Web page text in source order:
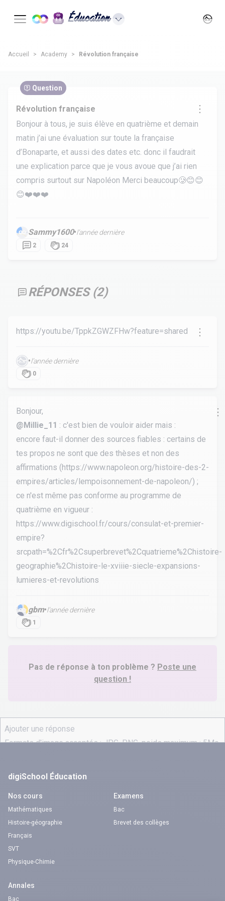
Éducation
Accueil Academy Révolution française
Question
Révolution française
Bonjour à tous, je suis élève en quatrième et demain
matin j’ai une évaluation sur toute la française
d’Bonaparte, et aussi des dates etc. donc il faudrait
une explication parce que je vous avoue que j’ai rien
compris surtout sur Napoléon Merci beaucoup🥲😊😊
😊❤️❤️❤️
Sammy1600•l’année dernière
2 24
RÉPONSES (2)
https://youtu.be/TppkZGWZFHw?feature=shared
•l’année dernière
0
Bonjour,
@Millie_11 : c'est bien de vouloir aider mais :
encore faut-il donner des sources fiables : certains de
tes propos ne sont que des thèses et non des
affirmations (https://www.napoleon.org/histoire-des-2-
empires/articles/lempoisonnement-de-napoleon/) ;
ce n'est même pas conforme au programme de
quatrième en vigueur :
https://www.digischool.fr/cours/consulat-et-premier-
empire?
srcpath=%2Cfr%2Csuperbrevet%2Cquatrieme%2Chistoire-
geographie%2Chistoire-le-xviiie-siecle-expansions-
lumieres-et-revolutions
gbm•l’année dernière
1
Pas de réponse à ton problème ? Poste une
question !
digiSchool Éducation
Nos cours
Mathématiques
Histoire-géographie
Français
SVT
Physique-Chimie
Examens
Bac
Brevet des collèges
Annales
Bac